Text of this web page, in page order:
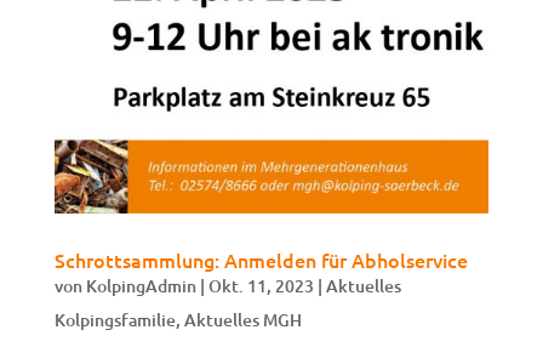
Schrottsammlung: Anmelden für Abholservice
von KolpingAdmin| Okt. 11, 2023 | Aktuelles
Kolpingsfamilie, Aktuelles MGH